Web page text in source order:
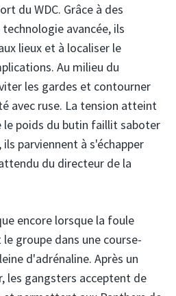
du WDC. Grâce à des
avancée, ils
lieux et à localiser le
Au milieu du
les gardes et contourner
avec ruse. La tension atteint
le poids du butin faillit saboter
parviennent à s'échapper
du directeur de la
encore lorsque la foule
groupe dans une course-
d'adrénaline. Après un
les gangsters acceptent de